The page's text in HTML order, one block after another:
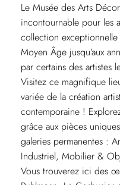
Le Musée des Arts
incontournable pour les
collection
Moyen Âge jusqu’aux
par certains des artistes
Visitez ce magnifique
variée de la création
contemporaine !
grâce aux pièces
galeries permanentes :
Industriel, Mobilier &
Vous trouverez ici des